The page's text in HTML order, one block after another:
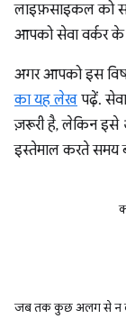
लाइफ़साइकल को
आपको सेवा वर्कर के
अगर आपको इस
का यह लेख पढ़ें.
ज़रूरी है, लेकिन इसे
इस्तेमाल करते समय
जब तक कुछ अलग से न